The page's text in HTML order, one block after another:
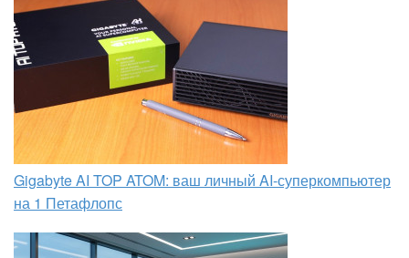
Gigabyte AI TOP ATOM: ваш личный AI-суперкомпьютер
на 1 Петафлопс